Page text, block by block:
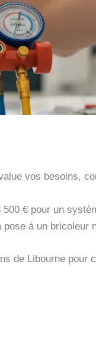
vos besoins,
€ pour un
à un
de Libourne pour